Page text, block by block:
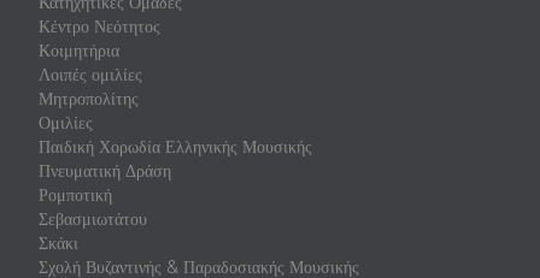
Κέντρο Νεότητος
Κοιμητήρια
Λοιπές ομιλίες
Μητροπολίτης
Ομιλίες
Παιδική Χορωδία Ελληνικής Μουσικής
Πνευματική Δράση
Ρομποτική
Σεβασμιωτάτου
Σκάκι
Σχολή Βυζαντινής & Παραδοσιακής Μουσικής